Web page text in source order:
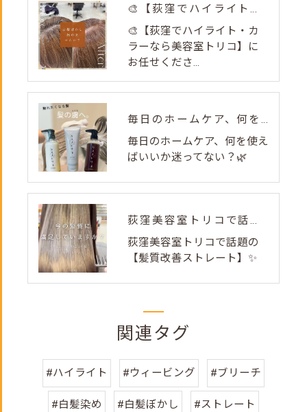
🎨【荻窪でハイライト・カラーなら美容室トリコ】にお任せくださ...
🎨【荻窪でハイライト・カ
ラーなら美容室トリコ】に
お任せくださ...
毎日のホームケア、何を使えばいいか迷ってない？🌿
毎日のホームケア、何を使え
ばいいか迷ってない？🌿
荻窪美容室トリコで話題の【髪質改善ストレート】✨
荻窪美容室トリコで話題の
【髪質改善ストレート】✨
関連タグ
#ハイライト #ウィービング #ブリーチ
#白髪染め #白髪ぼかし #ストレート